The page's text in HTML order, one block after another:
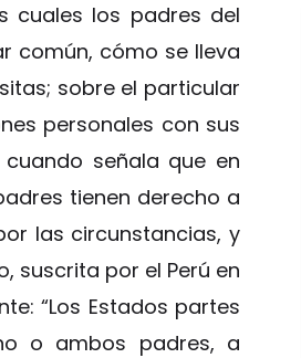
cuales los padres del
común, cómo se lleva
sobre el particular
personales con sus
señala que en
tienen derecho a
las circunstancias, y
suscrita por el Perú en
“Los Estados partes
o ambos padres, a